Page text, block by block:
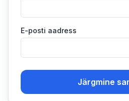
E-posti aadress
Järgmine